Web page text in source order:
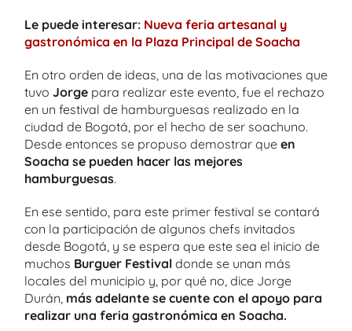
Le puede interesar: Nueva feria artesanal y
gastronómica en la Plaza Principal de Soacha
En otro orden de ideas, una de las motivaciones que
tuvo Jorge para realizar este evento, fue el rechazo
en un festival de hamburguesas realizado en la
ciudad de Bogotá, por el hecho de ser soachuno.
Desde entonces se propuso demostrar que en
Soacha se pueden hacer las mejores
hamburguesas.
En ese sentido, para este primer festival se contará
con la participación de algunos chefs invitados
desde Bogotá, y se espera que este sea el inicio de
muchos Burguer Festival donde se unan más
locales del municipio y, por qué no, dice Jorge
Durán, más adelante se cuente con el apoyo para
realizar una feria gastronómica en Soacha.